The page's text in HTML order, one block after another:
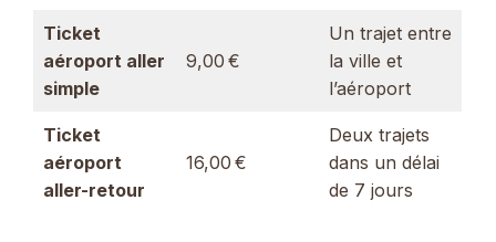
Ticket
aéroport aller
simple
9,00 €
Un trajet entre
la ville et
l’aéroport
Ticket
aéroport
aller-retour
16,00 €
Deux trajets
dans un délai
de 7 jours